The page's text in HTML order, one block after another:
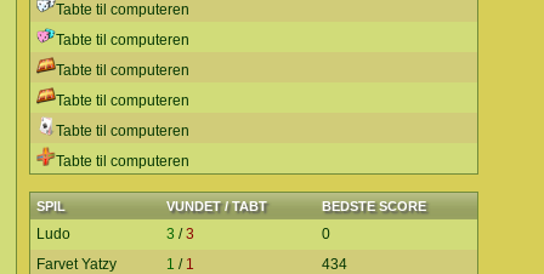
Tabte til computeren
Tabte til computeren
Tabte til computeren
Tabte til computeren
Tabte til computeren
Tabte til computeren
SPIL VUNDET / TABT BEDSTE SCORE
Ludo 3 /3
0
Farvet Yatzy
1 / 1
434